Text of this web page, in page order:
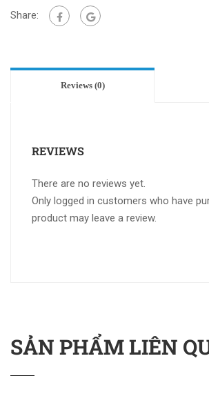
Share:
Reviews (0)
REVIEWS
There are no reviews yet.
Only logged in customers who have
product may leave a review.
SẢN PHẨM LIÊN